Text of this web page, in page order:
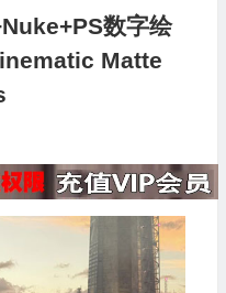
数字绘
Matte